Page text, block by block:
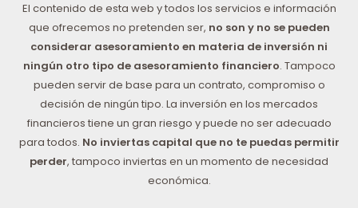
El contenido de esta web y todos los servicios e información
que ofrecemos no pretenden ser, no son y no se pueden
considerar asesoramiento en materia de inversión ni
ningún otro tipo de asesoramiento financiero. Tampoco
pueden servir de base para un contrato, compromiso o
decisión de ningún tipo. La inversión en los mercados
financieros tiene un gran riesgo y puede no ser adecuado
para todos. No inviertas capital que no te puedas permitir
perder, tampoco inviertas en un momento de necesidad
económica.